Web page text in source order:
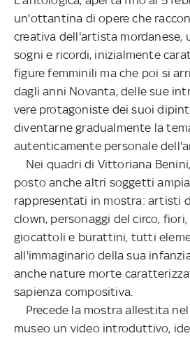
un'ottantina di opere che
creativa dell'artista mordanese,
sogni e ricordi, inizialmente
figure femminili ma che poi si
dagli anni Novanta, delle sue
vere protagoniste dei suoi
diventarne gradualmente la
autenticamente personale
Nei quadri di Vittoriana
posto anche altri soggetti
rappresentati in mostra: artisti
clown, personaggi del circo,
giocattoli e burattini, tutti
all'immaginario della sua
anche nature morte
sapienza compositiva.
Precede la mostra allestita
museo un video introduttivo,